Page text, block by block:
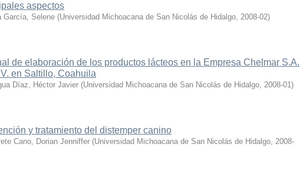
aspectos
García, Selene (Universidad Michoacana de San Nicolás de Hidalgo, 2008-02)
de elaboración de los productos lácteos en la Empresa Chelmar S.A.
en Saltillo, Coahuila
Díaz, Héctor Javier (Universidad Michoacana de San Nicolás de Hidalgo, 2008-01)
y tratamiento del distemper canino
Cano, Dorian Jenniffer (Universidad Michoacana de San Nicolás de Hidalgo, 2008-